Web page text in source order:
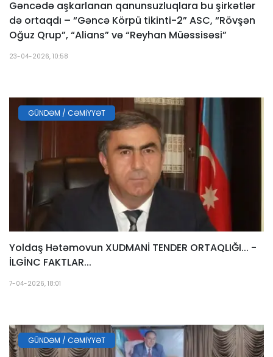
Gəncədə aşkarlanan qanunsuzluqlara bu şirkətlər
də ortaqdı – “Gəncə Körpü tikinti-2” ASC, “Rövşən
Oğuz Qrup”, “Alians” və “Reyhan Müəssisəsi”
23-04-2026, 10:58
GÜNDƏM / CƏMIYYƏT
Yoldaş Hətəmovun XUDMANİ TENDER ORTAQLIĞI... -
İLGİNC FAKTLAR...
7-04-2026, 18:01
GÜNDƏM / CƏMIYYƏT